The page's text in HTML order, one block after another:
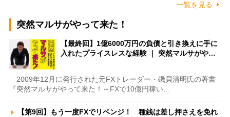
一覧を見る
突然マルサがやって来た！
【最終回】1億6000万円の負債と引き換えに手に
入れたプライスレスな経験 ｜ 突然マルサがや…
2009年12月に発行された元FXトレーダー・磯貝清明氏の著書
『突然マルサがやって来た！～FXで10億円稼い…
【第9回】もう一度FXでリベンジ！ 種銭は差し押さえを免れ